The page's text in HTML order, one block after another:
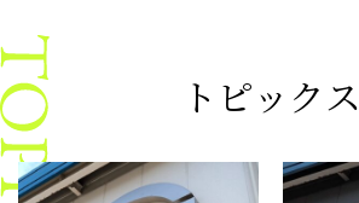
トピックス